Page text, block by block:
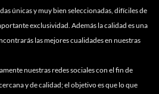
únicas y muy bien seleccionadas, difíciles de
exclusividad. Además la calidad es una
las mejores cualidades en nuestras
nuestras redes sociales con el fin de
y de calidad; el objetivo es que lo que